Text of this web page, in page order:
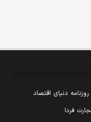
روزنامه دنیای اقتصاد
فردا